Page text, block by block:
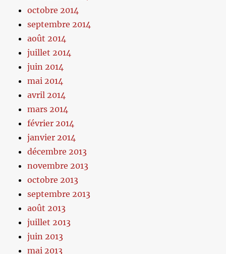
octobre 2014
septembre 2014
août 2014
juillet 2014
juin 2014
mai 2014
avril 2014
mars 2014
février 2014
janvier 2014
décembre 2013
novembre 2013
octobre 2013
septembre 2013
août 2013
juillet 2013
juin 2013
mai 2013